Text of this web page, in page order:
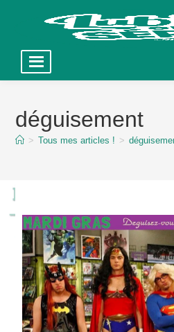
contentdéguisement
> Tous mes articles ! >